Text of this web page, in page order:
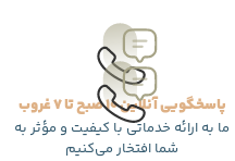
پاسخگویی آنلاین 10 صبح تا 7 غروب
ما به ارائه خدماتی با کیفیت و مؤثر به
شما افتخار می‌کنیم